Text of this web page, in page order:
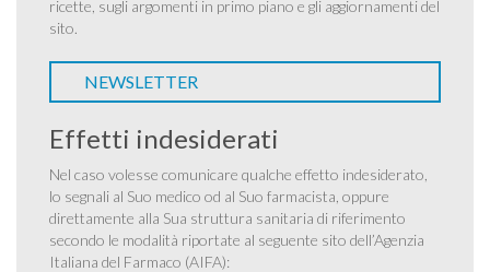
ricette, sugli argomenti in primo piano e gli aggiornamenti del
sito.
NEWSLETTER
Effetti indesiderati
Nel caso volesse comunicare qualche effetto indesiderato,
lo segnali al Suo medico od al Suo farmacista, oppure
direttamente alla Sua struttura sanitaria di riferimento
secondo le modalità riportate al seguente sito dell’Agenzia
Italiana del Farmaco (AIFA):